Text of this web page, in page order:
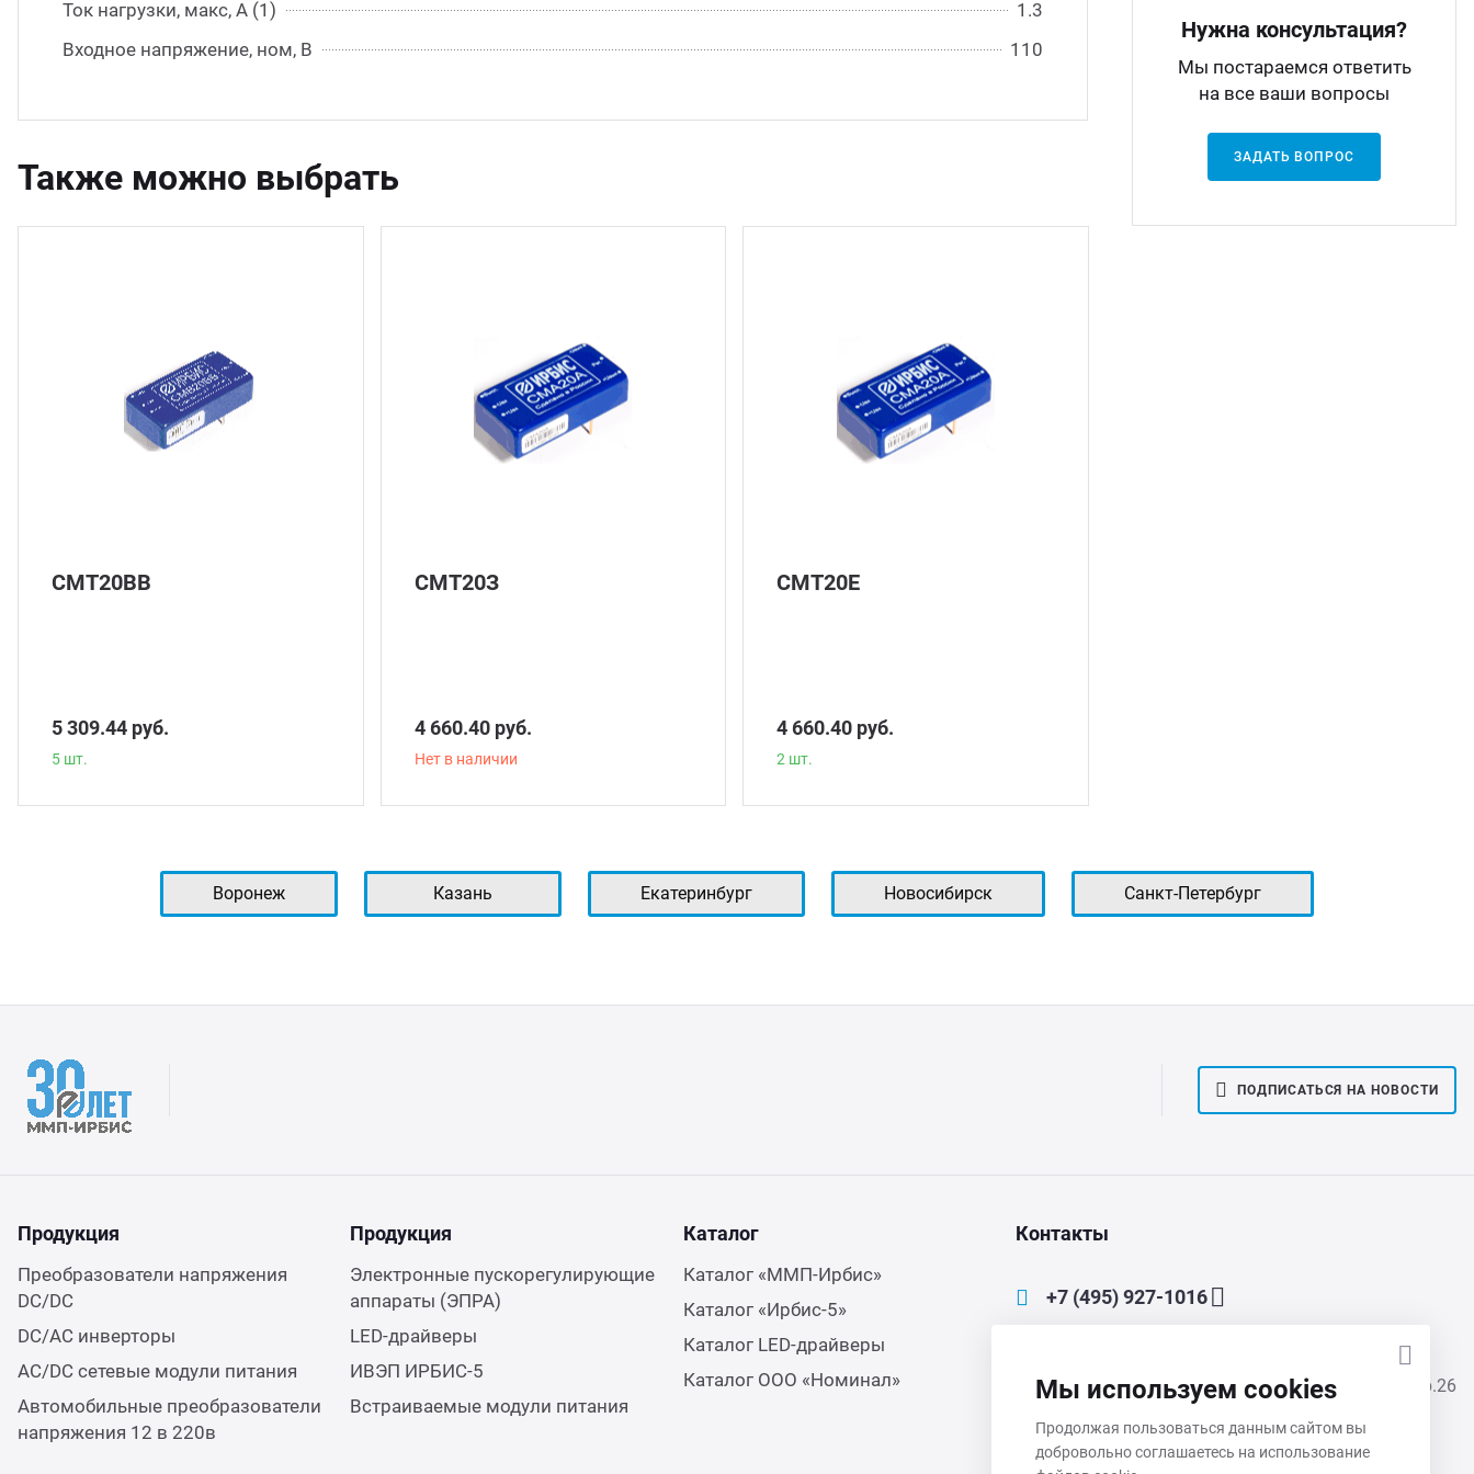
Ток нагрузки, макс, А (1)
1.3
Входное напряжение, ном, В
110
Также можно выбрать
СМТ20ВВ
5 309.44 руб.
5 шт.
СМТ20З
4 660.40 руб.
Нет в наличии
СМТ20Е
4 660.40 руб.
2 шт.
Нужна консультация?
Мы постараемся ответить
на все ваши вопросы
ЗАДАТЬ ВОПРОС
Воронеж Казань Екатеринбург Новосибирск Санкт-Петербург
ПОДПИСАТЬСЯ НА НОВОСТИ
Продукция
Преобразователи напряжения
DC/DC
DC/AC инверторы
AC/DC сетевые модули питания
Автомобильные преобразователи
напряжения 12 в 220в
Продукция
Электронные пускорегулирующие
аппараты (ЭПРА)
LED-драйверы
ИВЭП ИРБИС-5
Встраиваемые модули питания
Каталог
Каталог «ММП-Ирбис»
Каталог «Ирбис-5»
Каталог LED-драйверы
Каталог ООО «Номинал»
Контакты
+7 (495) 927-1016
111033, Москва, Золоторожский Вал, д. 11, стр.26
Пн-Чт 8:00 - 17:00
Пт 8:00 - 16:00
Мы используем cookies
Продолжая пользоваться данным сайтом вы
добровольно соглашаетесь на использование